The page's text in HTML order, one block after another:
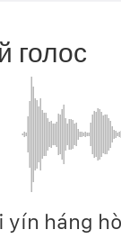
голос
háng